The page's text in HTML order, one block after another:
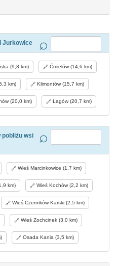
Jurkowice
(9,8 km) Ćmielów (14,6 km)
km) Klimontów (15,7 km)
(20,0 km) Łagów (20,7 km)
pobliżu wsi
Wieś Marcinkowice (1,7 km)
km) Wieś Kochów (2,2 km)
Wieś Czerników Karski (2,5 km)
Wieś Zochcinek (3,0 km)
Osada Kania (3,5 km)